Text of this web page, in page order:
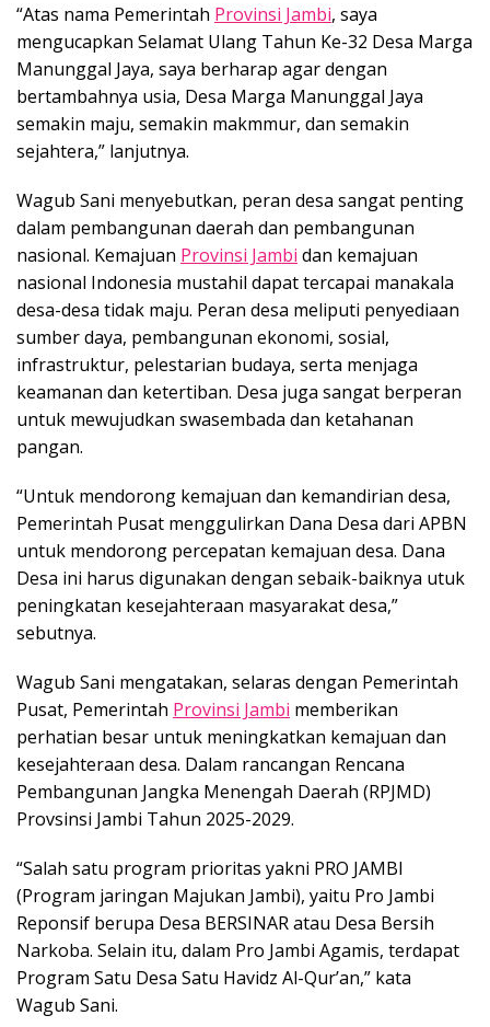
“Atas nama Pemerintah Provinsi Jambi, saya
mengucapkan Selamat Ulang Tahun Ke-32 Desa Marga
Manunggal Jaya, saya berharap agar dengan
bertambahnya usia, Desa Marga Manunggal Jaya
semakin maju, semakin makmmur, dan semakin
sejahtera,” lanjutnya.
Wagub Sani menyebutkan, peran desa sangat penting
dalam pembangunan daerah dan pembangunan
nasional. Kemajuan Provinsi Jambi dan kemajuan
nasional Indonesia mustahil dapat tercapai manakala
desa-desa tidak maju. Peran desa meliputi penyediaan
sumber daya, pembangunan ekonomi, sosial,
infrastruktur, pelestarian budaya, serta menjaga
keamanan dan ketertiban. Desa juga sangat berperan
untuk mewujudkan swasembada dan ketahanan
pangan.
“Untuk mendorong kemajuan dan kemandirian desa,
Pemerintah Pusat menggulirkan Dana Desa dari APBN
untuk mendorong percepatan kemajuan desa. Dana
Desa ini harus digunakan dengan sebaik-baiknya utuk
peningkatan kesejahteraan masyarakat desa,”
sebutnya.
Wagub Sani mengatakan, selaras dengan Pemerintah
Pusat, Pemerintah Provinsi Jambi memberikan
perhatian besar untuk meningkatkan kemajuan dan
kesejahteraan desa. Dalam rancangan Rencana
Pembangunan Jangka Menengah Daerah (RPJMD)
Provsinsi Jambi Tahun 2025-2029.
“Salah satu program prioritas yakni PRO JAMBI
(Program jaringan Majukan Jambi), yaitu Pro Jambi
Reponsif berupa Desa BERSINAR atau Desa Bersih
Narkoba. Selain itu, dalam Pro Jambi Agamis, terdapat
Program Satu Desa Satu Havidz Al-Qur’an,” kata
Wagub Sani.